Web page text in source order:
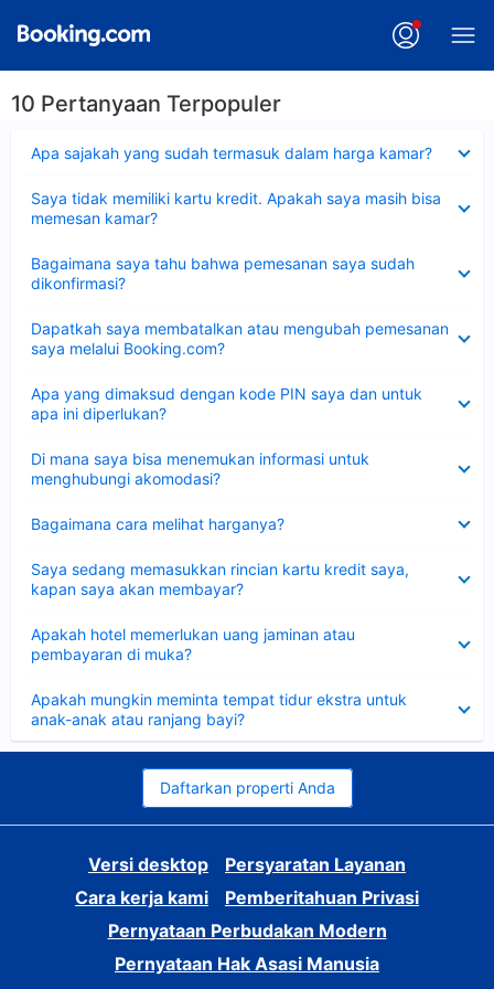
10 Pertanyaan Terpopuler
Apa sajakah yang sudah termasuk dalam harga kamar?
Saya tidak memiliki kartu kredit. Apakah saya masih bisa
memesan kamar?
Bagaimana saya tahu bahwa pemesanan saya sudah
dikonfirmasi?
Dapatkah saya membatalkan atau mengubah pemesanan
saya melalui Booking.com?
Apa yang dimaksud dengan kode PIN saya dan untuk
apa ini diperlukan?
Di mana saya bisa menemukan informasi untuk
menghubungi akomodasi?
Bagaimana cara melihat harganya?
Saya sedang memasukkan rincian kartu kredit saya,
kapan saya akan membayar?
Apakah hotel memerlukan uang jaminan atau
pembayaran di muka?
Apakah mungkin meminta tempat tidur ekstra untuk
anak-anak atau ranjang bayi?
Daftarkan properti Anda
Versi desktop
Persyaratan Layanan
Cara kerja kami
Pemberitahuan Privasi
Pernyataan Perbudakan Modern
Pernyataan Hak Asasi Manusia